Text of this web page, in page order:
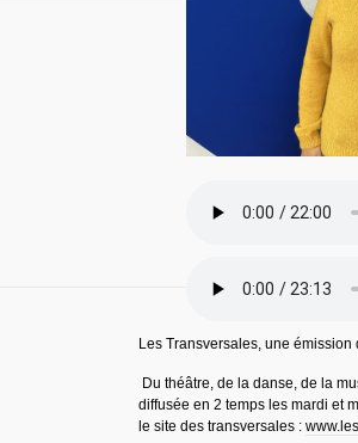
Les Transversales, une émission
Du théâtre, de la danse, de la
diffusée en 2 temps les mardi et
le site des transversales :